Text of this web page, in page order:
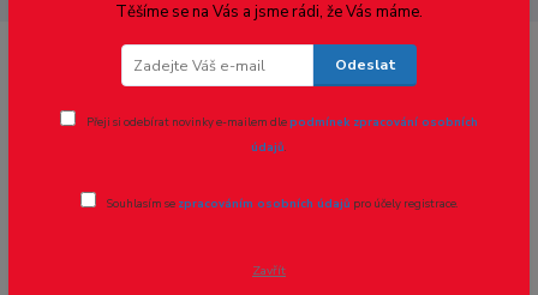
Trubka - průměr 2.4 mm - 6ks
Novinka
Těšíme se na Vás a jsme rádi, že Vás máme.
Odeslat
Přeji si odebírat novinky e-mailem dlepodmínek zpracování osobních
údajů.
Souhlasím se zpracováním osobních údajů pro účely registrace.
Zavřít